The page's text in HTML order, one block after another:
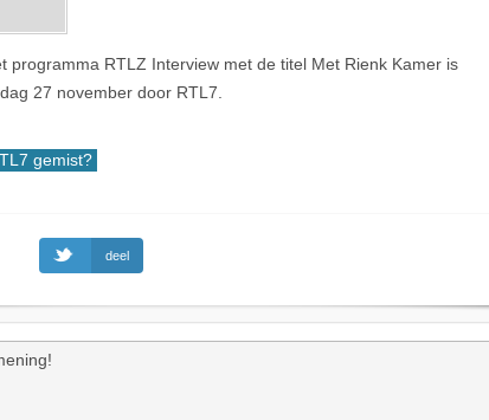
programma RTLZ Interview met de titel Met Rienk Kamer is
27 november door RTL7.
gemist?
deel